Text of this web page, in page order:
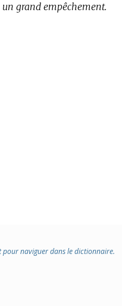
un grand empêchement.
pour naviguer dans le dictionnaire.